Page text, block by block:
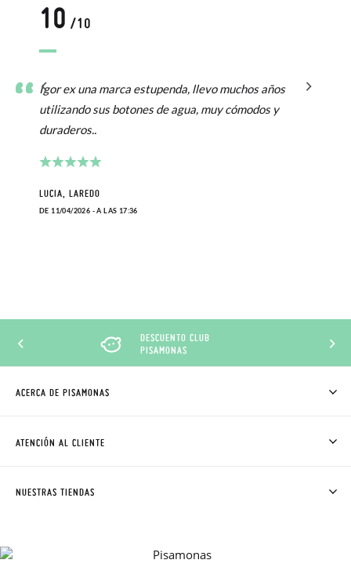
10 /10
Igor ex una marca estupenda, llevo muchos años
utilizando sus botones de agua, muy cómodos y
duraderos..
LUCIA, LAREDO
DE 11/04/2026 - A LAS 17:36
DESCUENTO CLUB
PISAMONAS
ACERCA DE PISAMONAS
CÓMO COMPRAR
AVISO LEGAL, PRIVACIDAD Y COOKIES
ATENCIÓN AL CLIENTE
NUESTRAS TIENDAS